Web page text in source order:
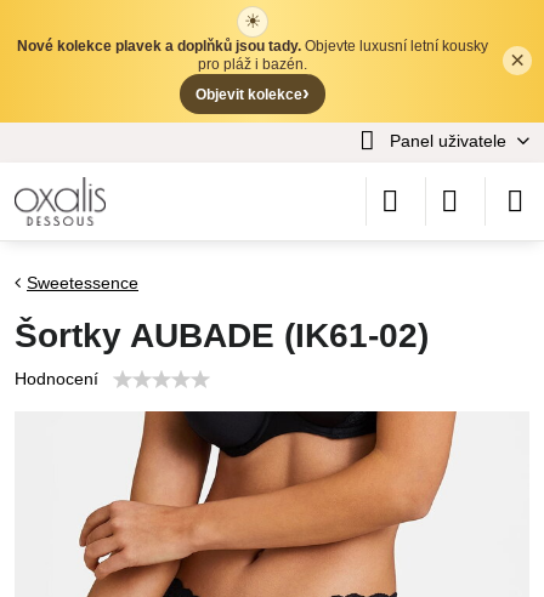
✕
×
☀
Nové kolekce plavek a doplňků jsou tady. Objevte luxusní letní kousky
pro pláž i bazén.
Objevit kolekce›
Panel uživatele
Sweetessence
Šortky AUBADE (IK61-02)
Hodnocení